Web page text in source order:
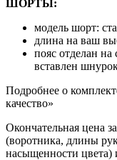
ШОРТЫ:
модель шорт:
длина на ваш
пояс отделан
вставлен
Подробнее о
качество»
Окончательная цена
(воротника, длины
насыщенности цвета)